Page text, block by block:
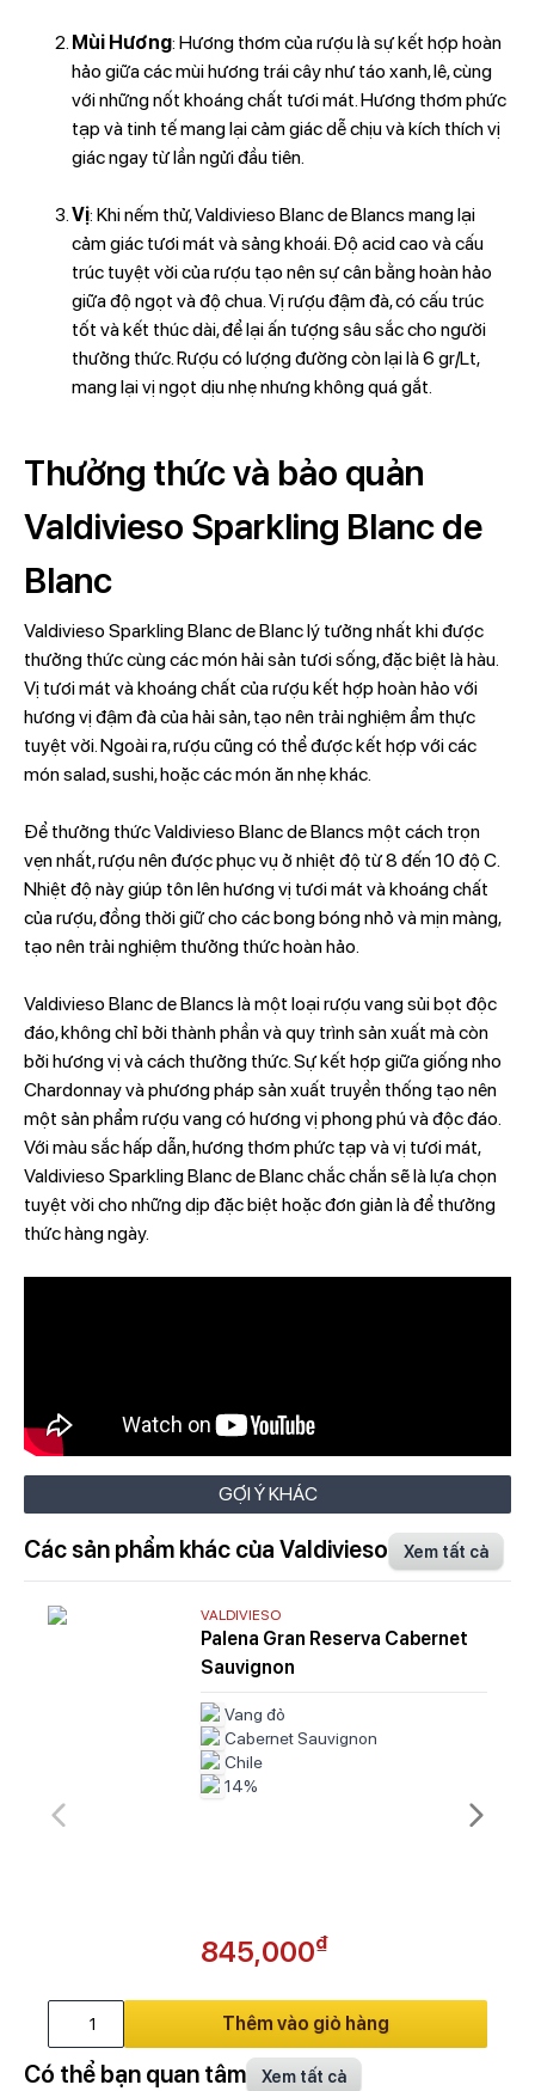
Mùi Hương: Hương thơm của rượu là sự kết hợp hoàn
hảo giữa các mùi hương trái cây như táo xanh, lê, cùng
với những nốt khoáng chất tươi mát. Hương thơm phức
tạp và tinh tế mang lại cảm giác dễ chịu và kích thích vị
giác ngay từ lần ngửi đầu tiên.
Vị: Khi nếm thử, Valdivieso Blanc de Blancs mang lại
cảm giác tươi mát và sảng khoái. Độ acid cao và cấu
trúc tuyệt vời của rượu tạo nên sự cân bằng hoàn hảo
giữa độ ngọt và độ chua. Vị rượu đậm đà, có cấu trúc
tốt và kết thúc dài, để lại ấn tượng sâu sắc cho người
thưởng thức. Rượu có lượng đường còn lại là 6 gr/Lt,
mang lại vị ngọt dịu nhẹ nhưng không quá gắt.
Thưởng thức và bảo quản
Valdivieso Sparkling Blanc de
Blanc
Valdivieso Sparkling Blanc de Blanc lý tưởng nhất khi được
thưởng thức cùng các món hải sản tươi sống, đặc biệt là hàu.
Vị tươi mát và khoáng chất của rượu kết hợp hoàn hảo với
hương vị đậm đà của hải sản, tạo nên trải nghiệm ẩm thực
tuyệt vời. Ngoài ra, rượu cũng có thể được kết hợp với các
món salad, sushi, hoặc các món ăn nhẹ khác.
Để thưởng thức Valdivieso Blanc de Blancs một cách trọn
vẹn nhất, rượu nên được phục vụ ở nhiệt độ từ 8 đến 10 độ C.
Nhiệt độ này giúp tôn lên hương vị tươi mát và khoáng chất
của rượu, đồng thời giữ cho các bong bóng nhỏ và mịn màng,
tạo nên trải nghiệm thưởng thức hoàn hảo.
Valdivieso Blanc de Blancs là một loại rượu vang sủi bọt độc
đáo, không chỉ bởi thành phần và quy trình sản xuất mà còn
bởi hương vị và cách thưởng thức. Sự kết hợp giữa giống nho
Chardonnay và phương pháp sản xuất truyền thống tạo nên
một sản phẩm rượu vang có hương vị phong phú và độc đáo.
Với màu sắc hấp dẫn, hương thơm phức tạp và vị tươi mát,
Valdivieso Sparkling Blanc de Blanc chắc chắn sẽ là lựa chọn
tuyệt vời cho những dịp đặc biệt hoặc đơn giản là để thưởng
thức hàng ngày.
GỢI Ý KHÁC
Các sản phẩm khác của Valdivieso Xem tất cả
VALDIVIESO
Palena Gran Reserva Cabernet
Sauvignon
Vang đỏ
Cabernet Sauvignon
Chile
14%
845,000₫
Thêm vào giỏ hàng
Có thể bạn quan tâm Xem tất cả